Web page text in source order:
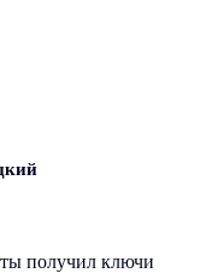
получил ключи